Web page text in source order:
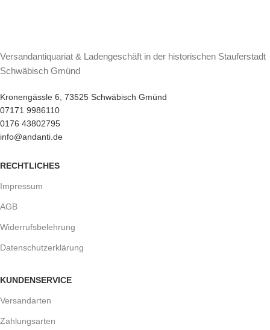
Versandantiquariat & Ladengeschäft in der historischen Stauferstadt
Schwäbisch Gmünd
Kronengässle 6, 73525 Schwäbisch Gmünd
07171 9986110
0176 43802795
info@andanti.de
RECHTLICHES
Impressum
AGB
Widerrufsbelehrung
Datenschutzerklärung
KUNDENSERVICE
Versandarten
Zahlungsarten